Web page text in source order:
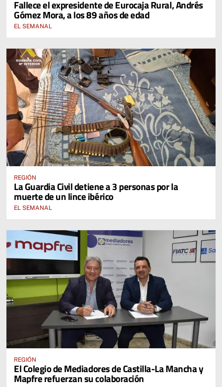
Fallece el expresidente de Eurocaja Rural, Andrés
Gómez Mora, a los 89 años de edad
EL SEMANAL
REGIÓN
La Guardia Civil detiene a 3 personas por la
muerte de un lince ibérico
EL SEMANAL
REGIÓN
El Colegio de Mediadores de Castilla-La Mancha y
Mapfre refuerzan su colaboración